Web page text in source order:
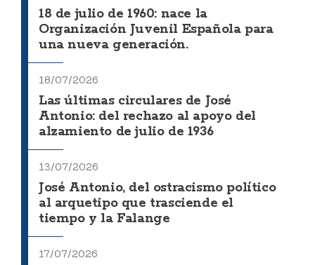
18 de julio de 1960: nace la
Organización Juvenil Española para
una nueva generación.
18/07/2026
Las últimas circulares de José
Antonio: del rechazo al apoyo del
alzamiento de julio de 1936
13/07/2026
José Antonio, del ostracismo político
al arquetipo que trasciende el
tiempo y la Falange
17/07/2026